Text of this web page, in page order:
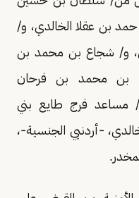
بن عقلا الخالدي، و/
و/ شجاع بن محمد بن
بن محمد بن فرحان
مساعد فرج طايع بني
-أردنيي الجنسية-،